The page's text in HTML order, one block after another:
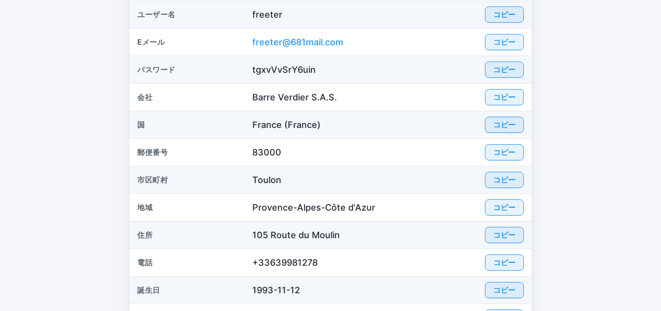
ユーザー名 freeter コピー
Eメール freeter@681mail.com コピー
パスワード tgxvVvSrY6uin コピー
会社 Barre Verdier S.A.S. コピー
国 France (France) コピー
郵便番号 83000 コピー
市区町村 Toulon コピー
地域 Provence-Alpes-Côte d'Azur コピー
住所 105 Route du Moulin コピー
電話 +33639981278 コピー
誕生日 1993-11-12 コピー